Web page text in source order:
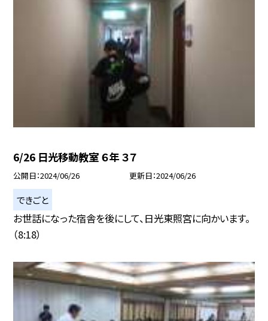
6/26 日光移動教室 ６年 ３７
公開日 2024/06/26 更新日 2024/06/26
できごと
お世話になった宿舎を後にして、日光東照宮に向かいます。
（8:18）